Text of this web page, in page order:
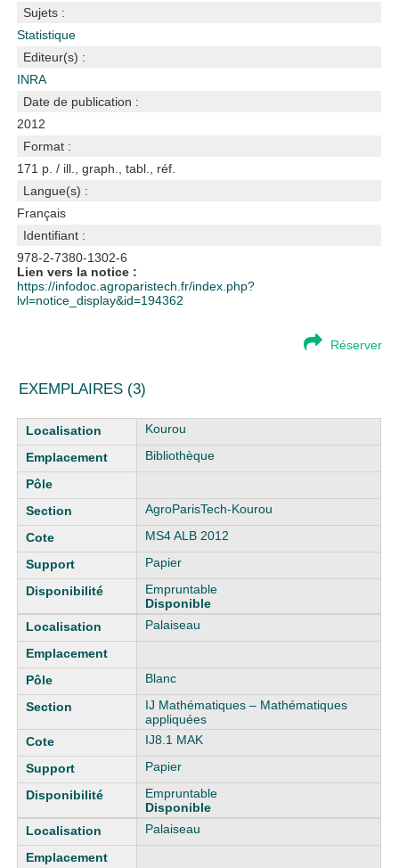
Sujets :
Statistique
Editeur(s) :
INRA
Date de publication :
2012
Format :
171 p. / ill., graph., tabl., réf.
Langue(s) :
Français
Identifiant :
978-2-7380-1302-6
Lien vers la notice :
https://infodoc.agroparistech.fr/index.php?
lvl=notice_display&id=194362
Réserver
EXEMPLAIRES (3)
Liste des exemplaires
Kourou
Bibliothèque
AgroParisTech-Kourou
MS4 ALB 2012
Papier
Empruntable
Disponible
Palaiseau
Blanc
IJ Mathématiques – Mathématiques
appliquées
IJ8.1 MAK
Papier
Empruntable
Disponible
Palaiseau